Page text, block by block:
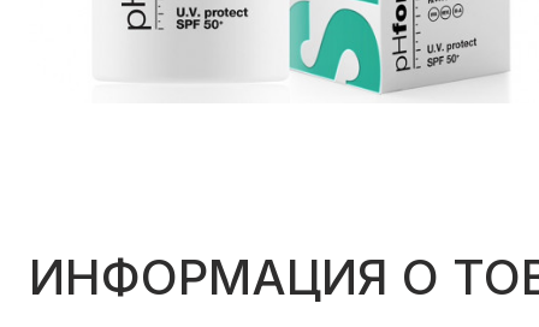
ИНФОРМАЦИЯ О